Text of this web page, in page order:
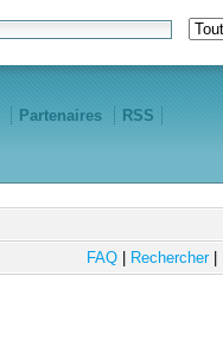
Partenaires RSS
FAQ| Rechercher|